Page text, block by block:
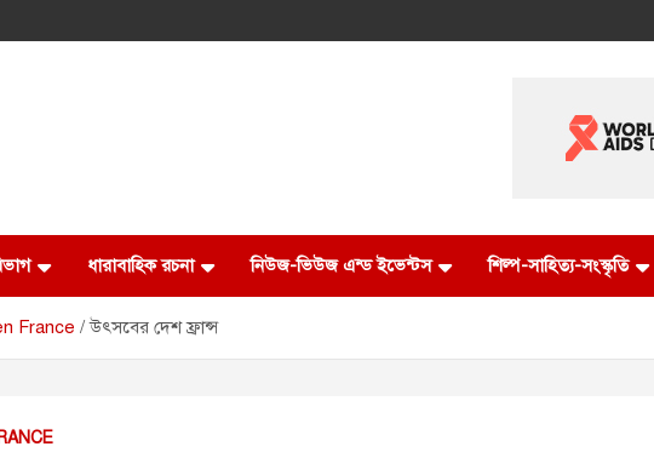
ধারাবাহিক রচনা নিউজ-ভিউজ এন্ড ইভেন্টস শিল্প-সাহিত্য-সংস্কৃতি
France উৎসবের দেশ ফ্রান্স